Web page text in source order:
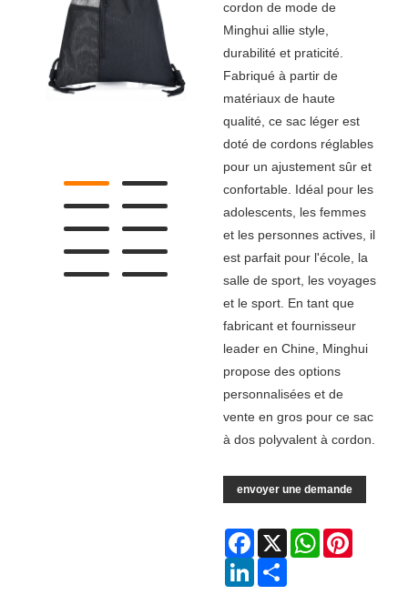
cordon de mode de
Minghui allie style,
durabilité et praticité.
Fabriqué à partir de
matériaux de haute
qualité, ce sac léger est
doté de cordons réglables
pour un ajustement sûr et
confortable. Idéal pour les
adolescents, les femmes
et les personnes actives, il
est parfait pour l'école, la
salle de sport, les voyages
et le sport. En tant que
fabricant et fournisseur
leader en Chine, Minghui
propose des options
personnalisées et de
vente en gros pour ce sac
à dos polyvalent à cordon.
envoyer une demande
Facebook
X WhatsApp
LinkedIn